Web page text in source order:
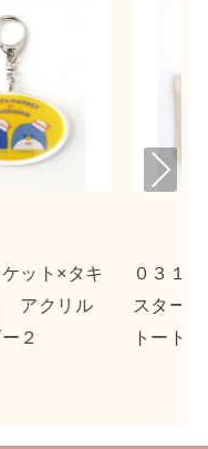
ｎｓｎ×ポチャッコ
クリルキーホルダー２
Nex